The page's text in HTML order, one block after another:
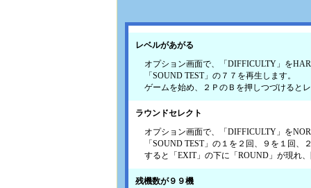
レベルがあがる
オプション画面で、「DIFFICULTY」を
「SOUND TEST」の７７を再生します。
ゲームを始め、２ＰのＢを押しつづけると
ラウンドセレクト
オプション画面で、「DIFFICULTY」を
「SOUND TEST」の１を２回、９を１回、
すると「EXIT」の下に「ROUND」が現れ
残機数が９９機